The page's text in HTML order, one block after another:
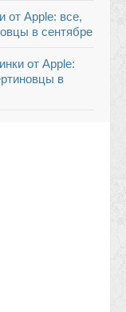
от Apple: все,
в сентябре
от Apple:
в